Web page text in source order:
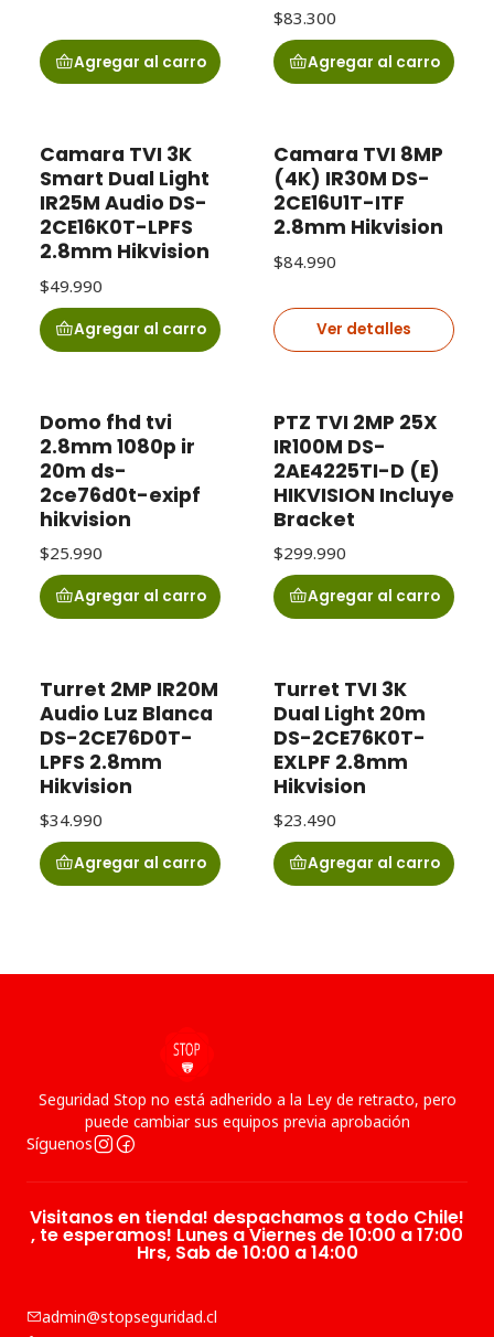
Agregar al carro
$83.300
Agregar al carro
Camara TVI 3K
Smart Dual Light
IR25M Audio DS-
2CE16K0T-LPFS
2.8mm Hikvision
$49.990
Agregar al carro
Agotado
Camara TVI 8MP
(4K) IR30M DS-
2CE16U1T-ITF
2.8mm Hikvision
$84.990
Ver detalles
Domo fhd tvi
2.8mm 1080p ir
20m ds-
2ce76d0t-exipf
hikvision
$25.990
Agregar al carro
PTZ TVI 2MP 25X
IR100M DS-
2AE4225TI-D (E)
HIKVISION Incluye
Bracket
$299.990
Agregar al carro
Turret 2MP IR20M
Audio Luz Blanca
DS-2CE76D0T-
LPFS 2.8mm
Hikvision
$34.990
Agregar al carro
Turret TVI 3K
Dual Light 20m
DS-2CE76K0T-
EXLPF 2.8mm
Hikvision
$23.490
Agregar al carro
Seguridad Stop no está adherido a la Ley de retracto, pero
puede cambiar sus equipos previa aprobación
Síguenos
Visitanos en tienda! despachamos a todo Chile!
, te esperamos! Lunes a Viernes de 10:00 a 17:00
Hrs, Sab de 10:00 a 14:00
admin@stopseguridad.cl